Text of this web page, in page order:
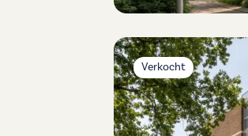
Verkocht